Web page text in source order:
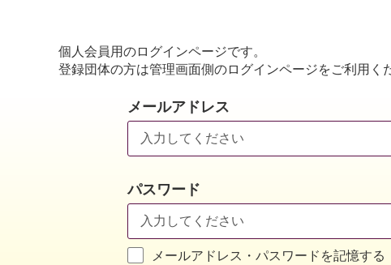
個人会員用のログインページです。
登録団体の方は管理画面側のログインページをご利用く
メールアドレス
パスワード
メールアドレス・パスワードを記憶する